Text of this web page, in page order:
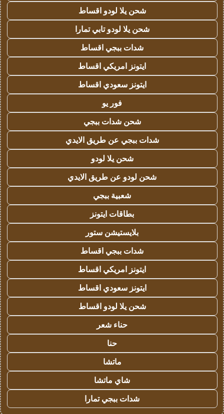
شحن يلا لودو اقساط
شحن يلا لودو تابي تمارا
شدات ببجي اقساط
ايتونز امريكي اقساط
ايتونز سعودي اقساط
فور يو
شحن شدات ببجي
شدات ببجي عن طريق الايدي
شحن يلا لودو
شحن لودو عن طريق الايدي
شعبية ببجي
بطاقات ايتونز
بلايستيشن ستور
شدات ببجي اقساط
ايتونز امريكي اقساط
ايتونز سعودي اقساط
شحن يلا لودو اقساط
حناء شعر
حنا
ماتشا
شاي ماتشا
شدات ببجي تمارا